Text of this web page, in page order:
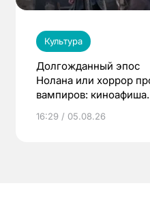
Культура
Долгожданный эпос
Нолана или хоррор
вампиров: киноафиша
16:29 / 05.08.26